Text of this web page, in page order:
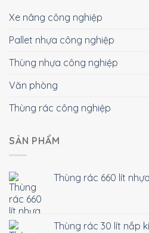
Xe nâng công nghiệp
Pallet nhựa công nghiệp
Thùng nhựa công nghiệp
Văn phòng
Thùng rác công nghiệp
SẢN PHẨM
Thùng rác 660 lít
Thùng rác 30 lít nắp